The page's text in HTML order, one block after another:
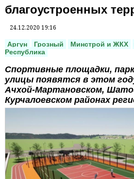
благоустроенных
24.12.2020 19:16
Аргун Грозный Минстрой и ЖКХ
Республика
Спортивные площадки,
улицы появятся в этом
Ачхой-Мартановском,
Курчалоевском районах